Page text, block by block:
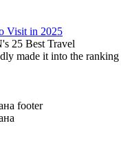
Visit in 2025
25 Best Travel
made it into the ranking